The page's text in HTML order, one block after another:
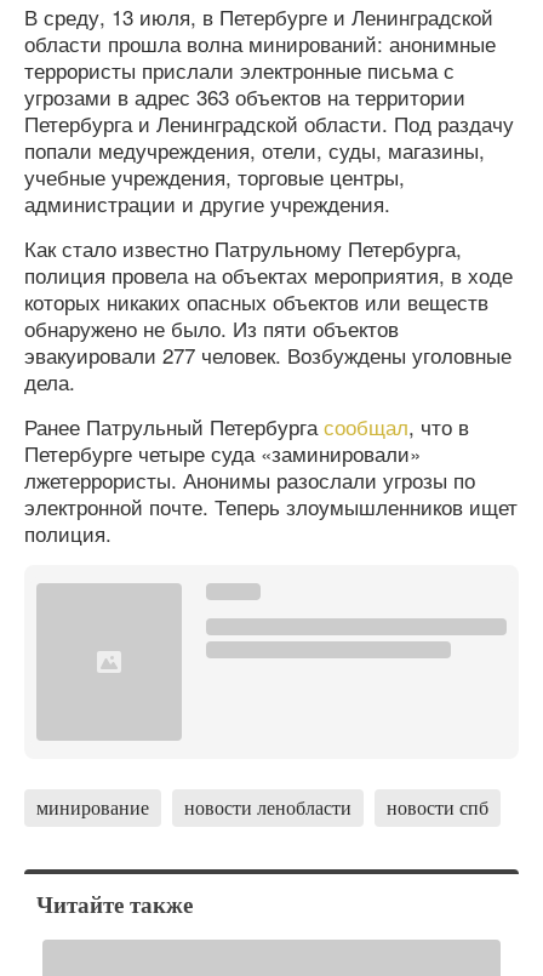
В среду, 13 июля, в Петербурге и Ленинградской
области прошла волна минирований: анонимные
террористы прислали электронные письма с
угрозами в адрес 363 объектов на территории
Петербурга и Ленинградской области. Под раздачу
попали медучреждения, отели, суды, магазины,
учебные учреждения, торговые центры,
администрации и другие учреждения.
Как стало известно Патрульному Петербурга,
полиция провела на объектах мероприятия, в ходе
которых никаких опасных объектов или веществ
обнаружено не было. Из пяти объектов
эвакуировали 277 человек. Возбуждены уголовные
дела.
Ранее Патрульный Петербургасообщал, что в
Петербурге четыре суда «заминировали»
лжетеррористы. Анонимы разослали угрозы по
электронной почте. Теперь злоумышленников ищет
полиция.
минирование новости ленобласти новости спб
Читайте также